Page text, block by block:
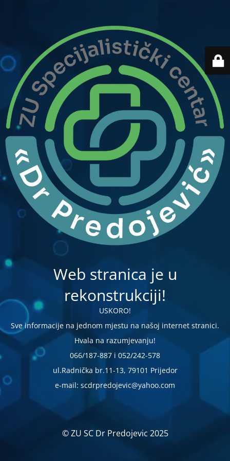
Web stranica je u
rekonstrukciji!
USKORO!
Sve informacije na jednom mjestu na našoj internet stranici.
Hvala na razumjevanju!
066/187-887 i 052/242-578
ul.Radnička br.11-13, 79101 Prijedor
e-mail: scdrpredojevic@yahoo.com
© ZU SC Dr Predojevic 2025